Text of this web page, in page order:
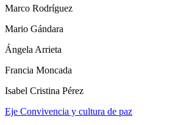
Marco Rodríguez
Mario Gándara
Ángela Arrieta
Francia Moncada
Isabel Cristina Pérez
Eje Convivencia y cultura de paz